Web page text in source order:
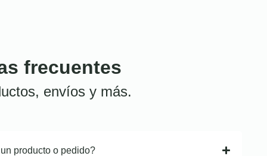
frecuentes
envíos y más.
producto o pedido?